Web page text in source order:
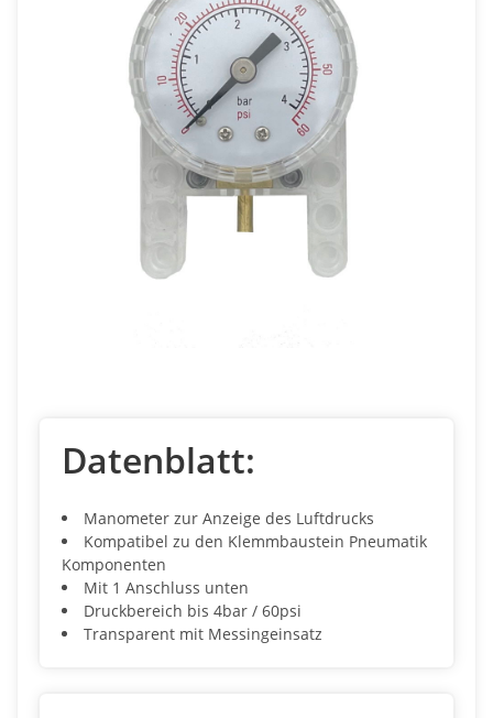
Datenblatt:
Manometer zur Anzeige des Luftdrucks
Kompatibel zu den Klemmbaustein Pneumatik
Komponenten
Mit 1 Anschluss unten
Druckbereich bis 4bar / 60psi
Transparent mit Messingeinsatz